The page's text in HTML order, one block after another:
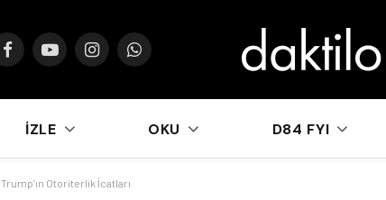
FacebookYouTubeInstagramWhatsApp
İZLE OKU D84 FYI
Trump’ın Otoriterlik İcatları